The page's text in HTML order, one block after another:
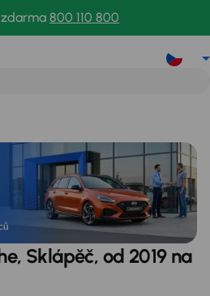
800 110 800
Sklápěč, od 2019 na